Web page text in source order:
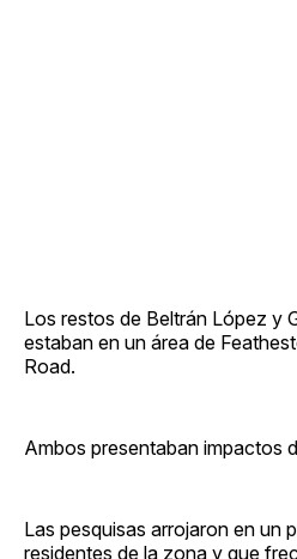
Los restos de Beltrán López y
estaban en un área de
Road.
Ambos presentaban impactos
Las pesquisas arrojaron en un
residentes de la zona y que